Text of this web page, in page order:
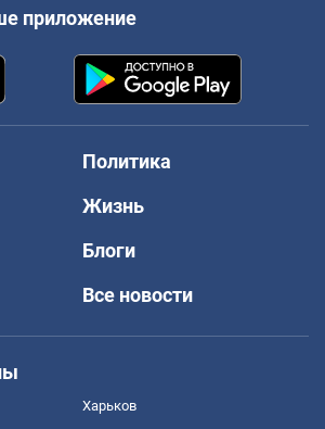
приложение
Политика
Жизнь
Блоги
Все новости
Харьков